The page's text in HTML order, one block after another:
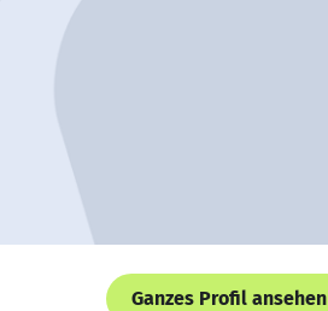
Ganzes Profil ansehen